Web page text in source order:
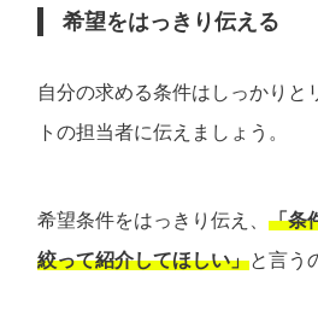
希望をはっきり伝える
自分の求める条件はしっかりと
トの担当者に伝えましょう。
希望条件をはっきり伝え、 「条
絞って紹介してほしい」と言う